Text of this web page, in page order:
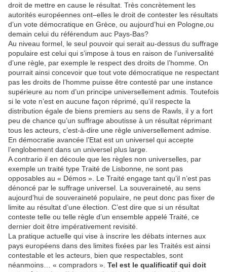
droit de mettre en cause le résultat. Très concrètement les
autorités européennes ont–elles le droit de contester les résultats
d’un vote démocratique en Grèce, ou aujourd’hui en Pologne,ou
demain celui du référendum auc Pays-Bas?
Au niveau formel, le seul pouvoir qui serait au-dessus du suffrage
populaire est celui qui s’impose à tous en raison de l’universalité
d’une règle, par exemple le respect des droits de l’homme. On
pourrait ainsi concevoir que tout vote démocratique ne respectant
pas les droits de l’homme puisse être contesté par une instance
supérieure au nom d’un principe universellement admis. Toutefois
si le vote n’est en aucune façon réprimé, qu’il respecte la
distribution égale de biens premiers au sens de Rawls, il y a fort
peu de chance qu’un suffrage aboutisse à un résultat réprimant
tous les acteurs, c’est-à-dire une règle universellement admise.
En démocratie avancée l’Etat est un universel qui accepte
l’englobement dans un universel plus large.
A contrario il en découle que les règles non universelles, par
exemple un traité type Traité de Lisbonne, ne sont pas
opposables au « Démos ». Le Traité engage tant qu’il n’est pas
dénoncé par le suffrage universel. La souveraineté, au sens
aujourd’hui de souveraineté populaire, ne peut donc pas fixer de
limite au résultat d’une élection. C’est dire que si un résultat
conteste telle ou telle règle d’un ensemble appelé Traité, ce
dernier doit être impérativement revisité.
La pratique actuelle qui vise à inscrire les débats internes aux
pays européens dans des limites fixées par les Traités est ainsi
contestable et les acteurs, bien que respectables, sont
néanmoins… « compradors ». Tel est le qualificatif qui doit